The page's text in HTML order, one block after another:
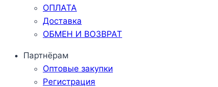
ОПЛАТА
Доставка
ОБМЕН И ВОЗВРАТ
Партнёрам
Оптовые закупки
Регистрация